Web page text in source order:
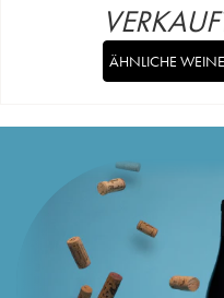
ÄHNLICHE WEINE